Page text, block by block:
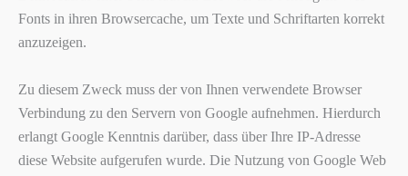
Fonts in ihren Browsercache, um Texte und Schriftarten korrekt
anzuzeigen.
Zu diesem Zweck muss der von Ihnen verwendete Browser
Verbindung zu den Servern von Google aufnehmen. Hierdurch
erlangt Google Kenntnis darüber, dass über Ihre IP-Adresse
diese Website aufgerufen wurde. Die Nutzung von Google Web